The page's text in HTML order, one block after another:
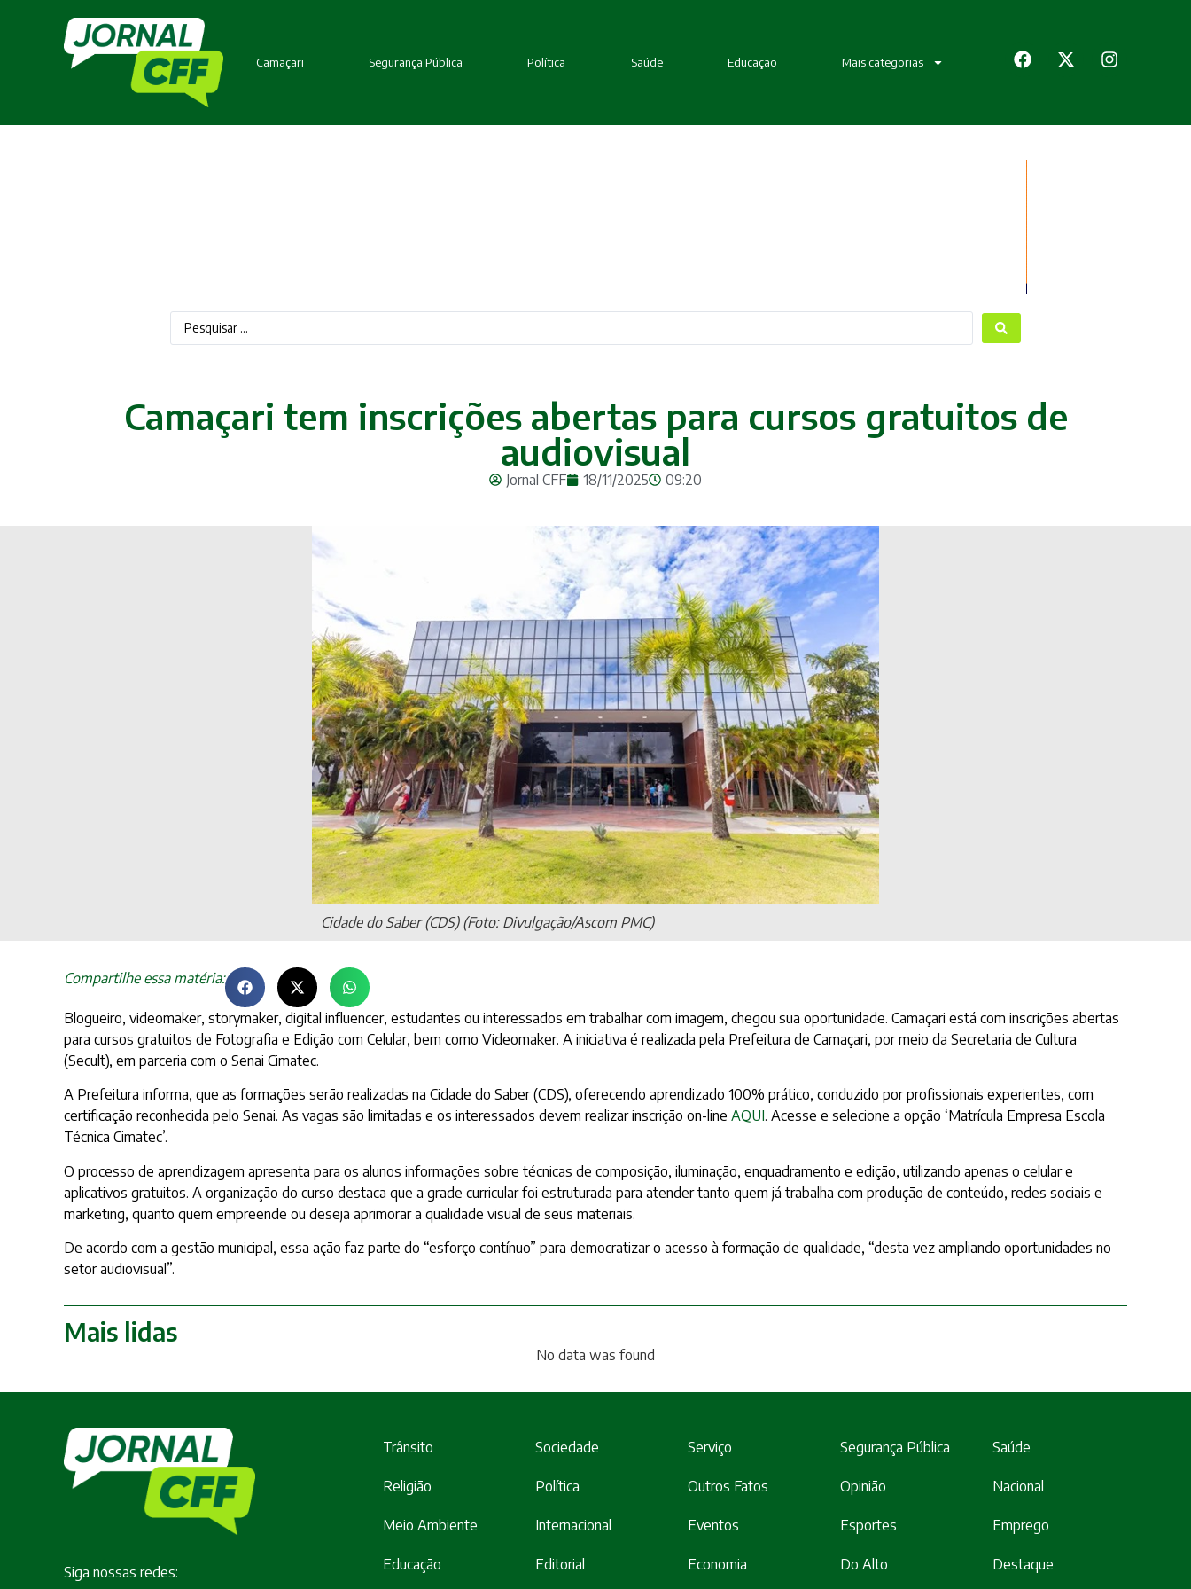
Camaçari Segurança Pública Política Saúde Educação Mais categorias
Camaçari tem inscrições abertas para cursos gratuitos de
audiovisual
Jornal CFF 18/11/2025 09:20
Cidade do Saber (CDS) (Foto: Divulgação/Ascom PMC)
Compartilhe essa matéria:
Blogueiro, videomaker, storymaker, digital influencer, estudantes ou interessados em trabalhar com imagem, chegou sua oportunidade. Camaçari está com inscrições abertas
para cursos gratuitos de Fotografia e Edição com Celular, bem como Videomaker. A iniciativa é realizada pela Prefeitura de Camaçari, por meio da Secretaria de Cultura
(Secult), em parceria com o Senai Cimatec.
A Prefeitura informa, que as formações serão realizadas na Cidade do Saber (CDS), oferecendo aprendizado 100% prático, conduzido por profissionais experientes, com
certificação reconhecida pelo Senai. As vagas são limitadas e os interessados devem realizar inscrição on-line AQUI. Acesse e selecione a opção ‘Matrícula Empresa Escola
Técnica Cimatec’.
O processo de aprendizagem apresenta para os alunos informações sobre técnicas de composição, iluminação, enquadramento e edição, utilizando apenas o celular e
aplicativos gratuitos. A organização do curso destaca que a grade curricular foi estruturada para atender tanto quem já trabalha com produção de conteúdo, redes sociais e
marketing, quanto quem empreende ou deseja aprimorar a qualidade visual de seus materiais.
De acordo com a gestão municipal, essa ação faz parte do “esforço contínuo” para democratizar o acesso à formação de qualidade, “desta vez ampliando oportunidades no
setor audiovisual”.
Mais lidas
No data was found
Siga nossas redes:
Trânsito Sociedade Serviço Segurança Pública Saúde
Religião Política Outros Fatos Opinião Nacional
Meio Ambiente Internacional Eventos Esportes Emprego
Educação Editorial Economia Do Alto Destaque